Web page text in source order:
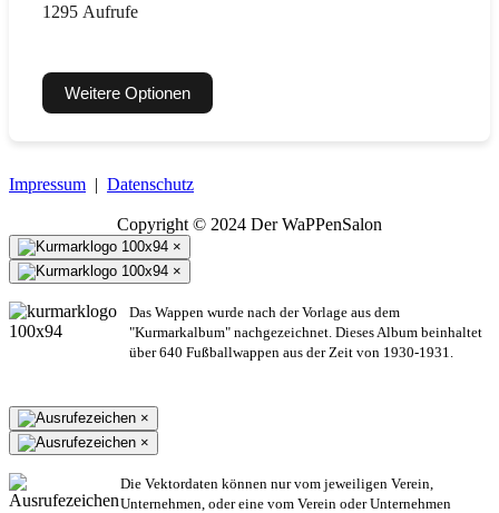
1295 Aufrufe
Weitere Optionen
Impressum | Datenschutz
Copyright © 2024 Der WaPPenSalon
×
×
Das Wappen wurde nach der Vorlage aus dem
"Kurmarkalbum" nachgezeichnet. Dieses Album beinhaltet
über 640 Fußballwappen aus der Zeit von 1930-1931.
×
×
Die Vektordaten können nur vom jeweiligen Verein,
Unternehmen, oder eine vom Verein oder Unternehmen